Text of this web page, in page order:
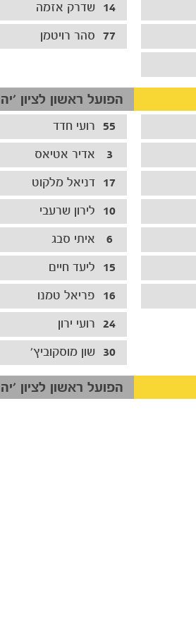
14 שדרק אזמה
77 סהר רויטמן
הפועל ראשון לציון
55 רועי חדד
3
אדיר אטיאס
17 דניאל מלקוט
10
לירון שרעבי
6
איתי סבג
15
ליעד חיים
16
פריאל טמנו
24 רועי ירון
30 שון מוסקוביץ׳
הפועל ראשון לציון